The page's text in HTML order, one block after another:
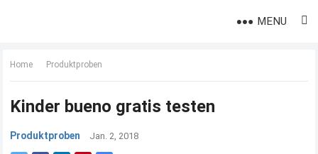
MENU
Home Produktproben
Kinder bueno gratis testen
Produktproben Jan. 2, 2018